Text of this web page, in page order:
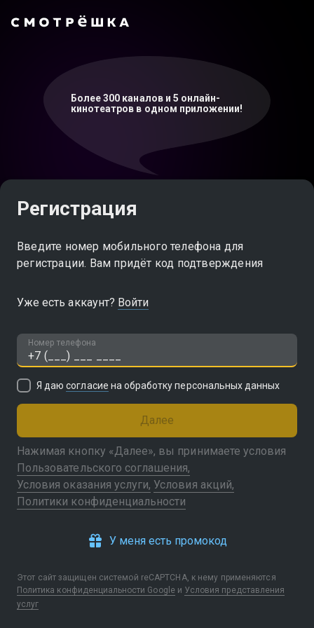
Более 300 каналов и 5 онлайн-
кинотеатров в одном приложении!
Регистрация
Введите номер мобильного телефона для
регистрации. Вам придёт код подтверждения
Уже есть аккаунт? Войти
Номер телефона
Я даюсогласие на обработку персональных данных
Далее
Нажимая кнопку «Далее», вы принимаете условия
Пользовательского соглашения
Условия оказания услуги Условия акций
Политики конфиденциальности
У меня есть промокод
Этот сайт защищен системой reCAPTCHA, к нему применяются
Политика конфиденциальности Googleи Условия представления
услуг